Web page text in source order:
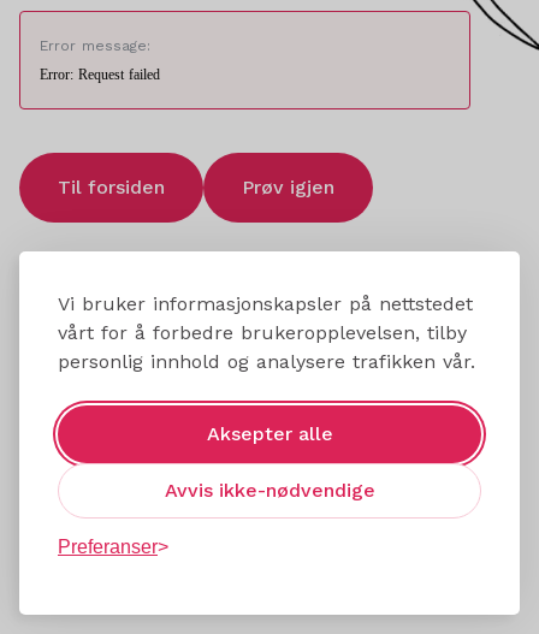
Vi bruker informasjonskapsler på nettstedet
vårt for å forbedre brukeropplevelsen, tilby
personlig innhold og analysere trafikken vår.
Aksepter alle
Avvis ikke-nødvendige
Preferanser
Error message:
Error: Request failed
Til forsiden Prøv igjen